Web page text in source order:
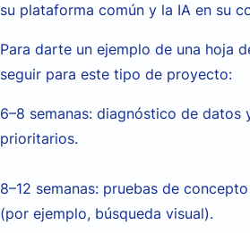
su plataforma común y la IA en su
Para darte un ejemplo de una hoja
seguir para este tipo de proyecto:
6–8 semanas: diagnóstico de datos
prioritarios.
8–12 semanas: pruebas de
(por ejemplo, búsqueda visual).